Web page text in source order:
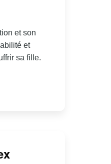
et son
et
sa fille.